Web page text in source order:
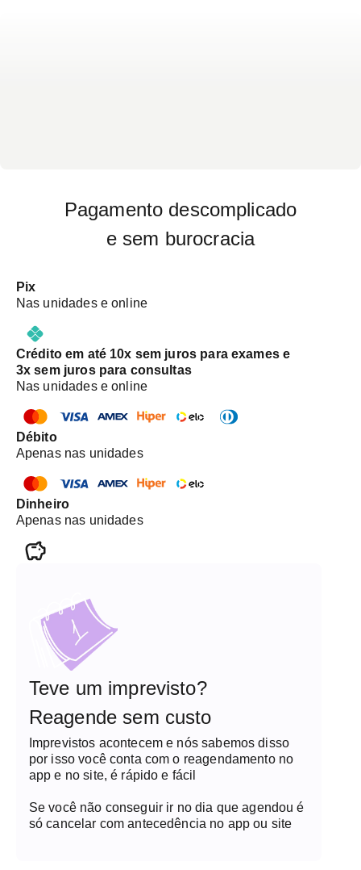
Pagamento descomplicado
e sem burocracia
Pix
Nas unidades e online
Crédito em até 10x sem juros para exames e
3x sem juros para consultas
Nas unidades e online
Débito
Apenas nas unidades
Dinheiro
Apenas nas unidades
Teve um imprevisto?
Reagende sem custo
Imprevistos acontecem e nós sabemos disso
por isso você conta com o reagendamento no
app e no site, é rápido e fácil
Se você não conseguir ir no dia que agendou é
só cancelar com antecedência no app ou site